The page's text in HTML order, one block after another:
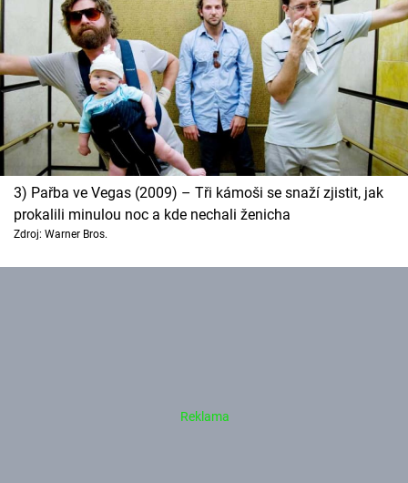
3) Pařba ve Vegas (2009) – Tři kámoši se snaží zjistit, jak
prokalili minulou noc a kde nechali ženicha
Zdroj: Warner Bros.